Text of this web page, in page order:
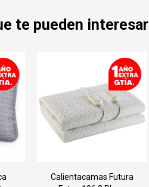
te pueden interesar
Calientacamas Futura